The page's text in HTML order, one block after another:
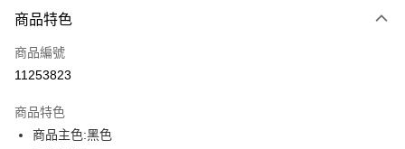
信用卡一次付款
LINE Pay
街口支付
商品特色
商品編號
11253823
商品特色
商品主色:黑色